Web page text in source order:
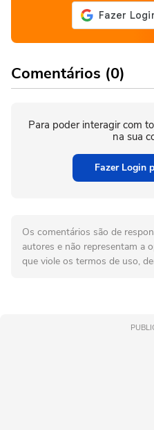
Comentários (0)
Para poder interagir com
na sua
Fazer Login
Os comentários são de
autores e não representam a
que viole os termos de uso,